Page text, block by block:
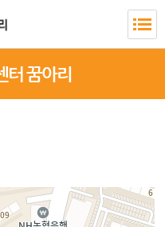
터 꿈아리